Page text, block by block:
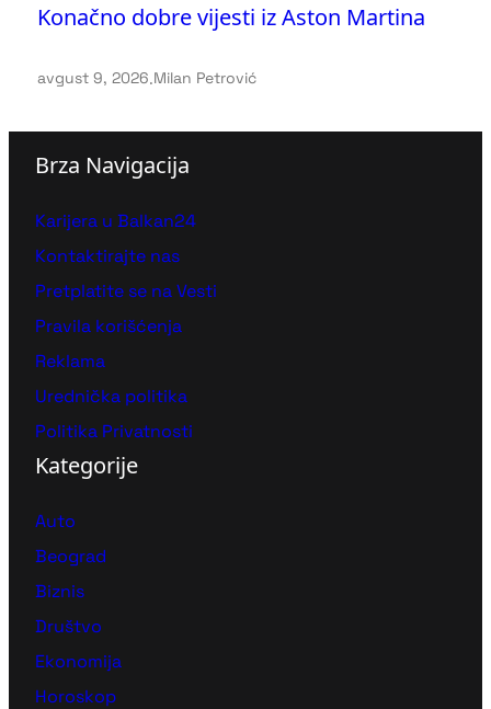
Konačno dobre vijesti iz Aston Martina
avgust 9, 2026.Milan Petrović
Brza Navigacija
Karijera u Balkan24
Kontaktirajte nas
Pretplatite se na Vesti
Pravila korišćenja
Reklama
Urednička politika
Politika Privatnosti
Kategorije
Auto
Beograd
Biznis
Društvo
Ekonomija
Horoskop